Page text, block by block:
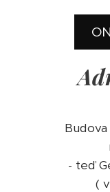
- teď
(